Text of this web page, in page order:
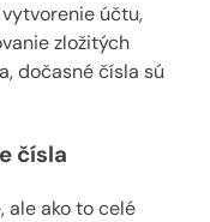
účtu,
zložitých
dočasné čísla sú
čísla
ale ako to celé